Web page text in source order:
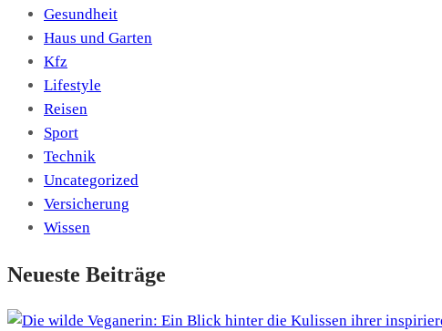
Gesundheit
Haus und Garten
Kfz
Lifestyle
Reisen
Sport
Technik
Uncategorized
Versicherung
Wissen
Neueste Beiträge